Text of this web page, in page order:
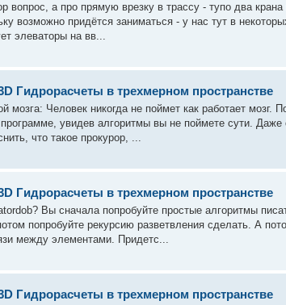
вопрос, а про прямую врезку в трассу - тупо два
возможно придётся заниматься - у нас тут в
элеваторы на вв...
Гидрорасчеты в трехмерном пространстве
мозга: Человек никогда не поймет как работает
увидев алгоритмы вы не поймете сути.
что такое прокурор, ...
Гидрорасчеты в трехмерном пространстве
Вы сначала попробуйте простые алгоритмы
попробуйте рекурсию разветвления сделать. А
между элементами. Придетс...
Гидрорасчеты в трехмерном пространстве